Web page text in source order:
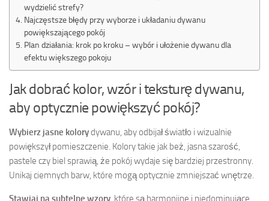
wydzielić strefy?
Najczęstsze błędy przy wyborze i układaniu dywanu
powiększającego pokój
Plan działania: krok po kroku – wybór i ułożenie dywanu dla
efektu większego pokoju
Jak dobrać kolor, wzór i teksturę dywanu,
aby optycznie powiększyć pokój?
Wybierz jasne kolorydywanu, aby odbijał światło i wizualnie
powiększył pomieszczenie. Kolory takie jak beż, jasna szarość,
pastele czy biel sprawią, że pokój wydaje się bardziej przestronny.
Unikaj ciemnych barw, które mogą optycznie zmniejszać wnętrze.
Stawiaj na subtelne wzory , które są harmonijne i niedominujące.